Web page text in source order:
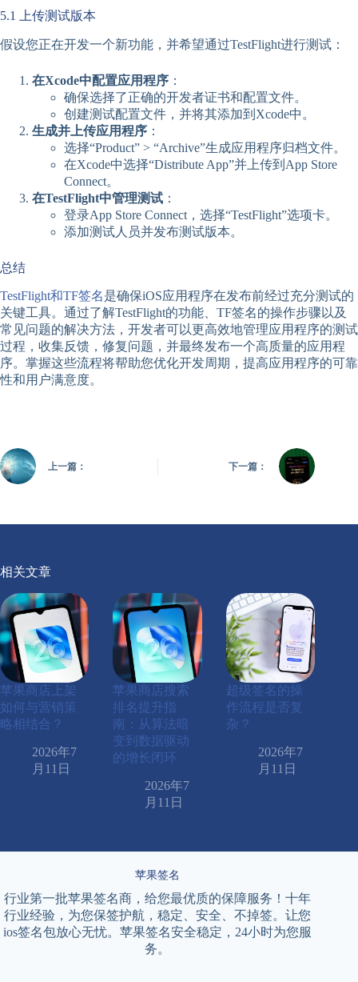
5.1 上传测试版本
假设您正在开发一个新功能，并希望通过TestFlight进行测试：
在Xcode中配置应用程序 ：
确保选择了正确的开发者证书和配置文件。
创建测试配置文件，并将其添加到Xcode中。
生成并上传应用程序 ：
选择“Product” > “Archive”生成应用程序归档文件。
在Xcode中选择“Distribute App”并上传到App Store
Connect。
在TestFlight中管理测试 ：
登录App Store Connect，选择“TestFlight”选项卡。
添加测试人员并发布测试版本。
总结
TestFlight和TF签名是确保iOS应用程序在发布前经过充分测试的
关键工具。通过了解TestFlight的功能、TF签名的操作步骤以及
常见问题的解决方法，开发者可以更高效地管理应用程序的测试
过程，收集反馈，修复问题，并最终发布一个高质量的应用程
序。掌握这些流程将帮助您优化开发周期，提高应用程序的可靠
性和用户满意度。
上一篇： 下一篇：
相关文章
苹果商店上架
如何与营销策
略相结合？
2026年7
月11日
苹果商店搜索
排名提升指
南：从算法暗
变到数据驱动
的增长闭环
2026年7
月11日
超级签名的操
作流程是否复
杂？
2026年7
月11日
苹果签名
行业第一批苹果签名商，给您最优质的保障服务！十年
行业经验，为您保签护航，稳定、安全、不掉签。让您
ios签名包放心无忧。苹果签名安全稳定，24小时为您服
务。